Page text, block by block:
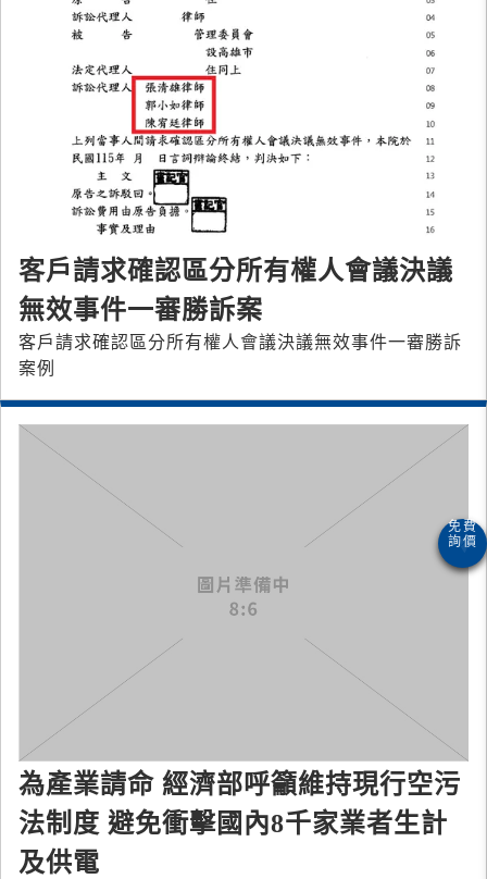
客戶請求確認區分所有權人會議決議
無效事件一審勝訴案
客戶請求確認區分所有權人會議決議無效事件一審勝訴
案例
為產業請命 經濟部呼籲維持現行空污
法制度 避免衝擊國內8千家業者生計
及供電